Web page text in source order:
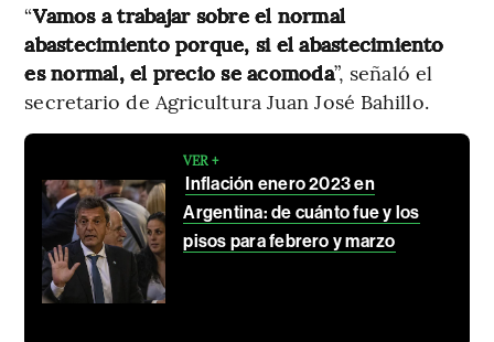
“Vamos a trabajar sobre el normal
abastecimiento porque, si el abastecimiento
es normal, el precio se acomoda”, señaló el
secretario de Agricultura Juan José Bahillo.
VER +
Inflación enero 2023 en
Argentina: de cuánto fue y los
pisos para febrero y marzo